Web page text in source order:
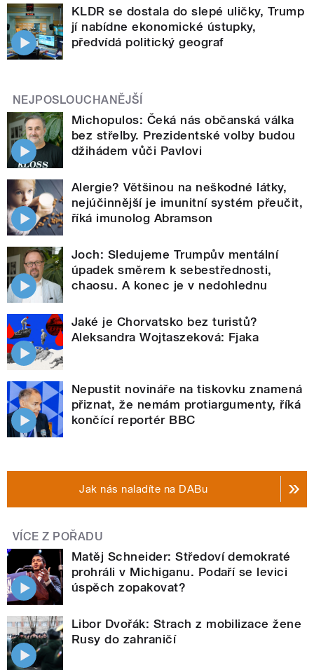
KLDR se dostala do slepé uličky, Trump
jí nabídne ekonomické ústupky,
předvídá politický geograf
NEJPOSLOUCHANĚJŠÍ
Michopulos: Čeká nás občanská válka
bez střelby. Prezidentské volby budou
džihádem vůči Pavlovi
Alergie? Většinou na neškodné látky,
nejúčinnější je imunitní systém přeučit,
říká imunolog Abramson
Joch: Sledujeme Trumpův mentální
úpadek směrem k sebestřednosti,
chaosu. A konec je v nedohlednu
Jaké je Chorvatsko bez turistů?
Aleksandra Wojtaszeková: Fjaka
Nepustit novináře na tiskovku znamená
přiznat, že nemám protiargumenty, říká
končící reportér BBC
Jak nás naladíte na DABu
VÍCE Z POŘADU
Matěj Schneider: Středoví demokraté
prohráli v Michiganu. Podaří se levici
úspěch zopakovat?
Libor Dvořák: Strach z mobilizace žene
Rusy do zahraničí